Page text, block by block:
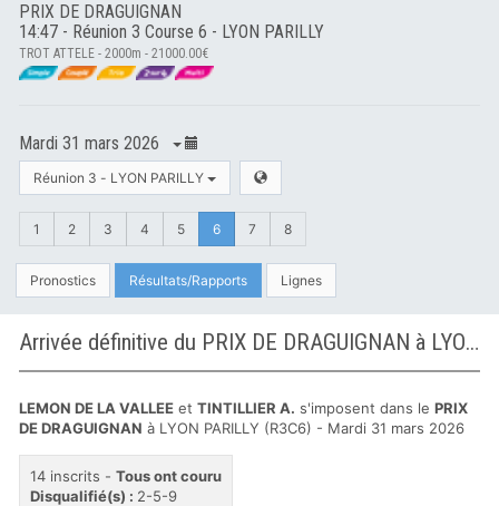
PRIX DE DRAGUIGNAN
14:47 - Réunion 3 Course 6 - LYON PARILLY
TROT ATTELE - 2000m - 21000.00€
Mardi 31 mars 2026
Réunion 3 - LYON PARILLY
1 2 3 4 5 6 7 8
Pronostics Résultats/Rapports Lignes
Arrivée définitive du PRIX DE DRAGUIGNAN à LYON PARILLY
LEMON DE LA VALLEE et TINTILLIER A. s'imposent dans le PRIX
DE DRAGUIGNAN à LYON PARILLY (R3C6) - Mardi 31 mars 2026
14 inscrits - Tous ont couru
Disqualifié(s) : 2-5-9